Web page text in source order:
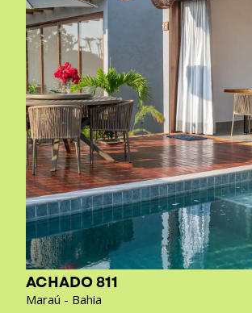
ACHADO 811
Maraú - Bahia